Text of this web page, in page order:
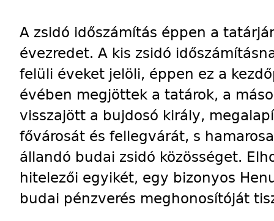
A zsidó időszámítás éppen a
évezredet. A kis zsidó
felüli éveket jelöli, éppen ez a
évében megjöttek a tatárok, a
visszajött a bujdosó király,
fővárosát és fellegvárát, s
állandó budai zsidó közösséget.
hitelezői egyikét, egy bizonyos
budai pénzverés meghonosítóját